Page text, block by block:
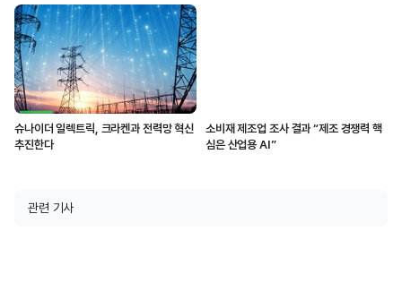
슈나이더 일렉트릭, 크라켄과 전력망 혁신
추진한다
소비재 제조업 조사 결과 “제조 경쟁력 핵
심은 산업용 AI”
관련 기사